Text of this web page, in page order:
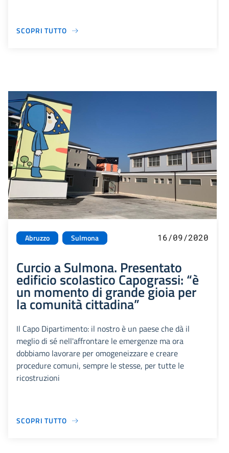
SCOPRI TUTTO
Abruzzo Sulmona 16/09/2020
Curcio a Sulmona. Presentato
edificio scolastico Capograssi: “è
un momento di grande gioia per
la comunità cittadina”
Il Capo Dipartimento: il nostro è un paese che dà il
meglio di sé nell'affrontare le emergenze ma ora
dobbiamo lavorare per omogeneizzare e creare
procedure comuni, sempre le stesse, per tutte le
ricostruzioni
SCOPRI TUTTO